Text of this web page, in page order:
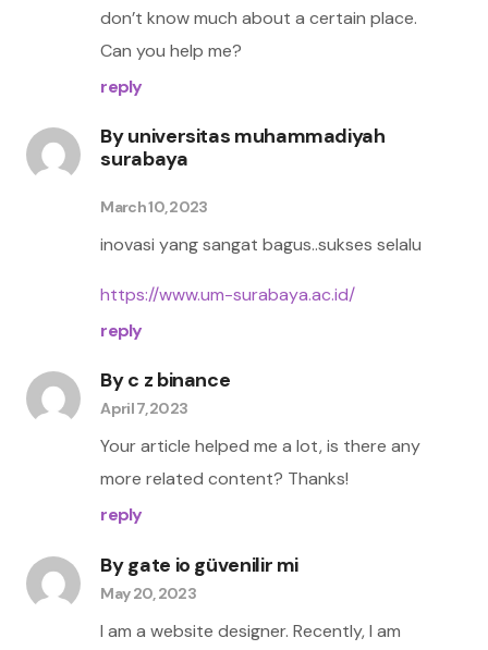
don’t know much about a certain place.
Can you help me?
reply
Byuniversitas muhammadiyah
surabaya
March 10, 2023
inovasi yang sangat bagus..sukses selalu
https://www.um-surabaya.ac.id/
reply
Byc z binance
April 7, 2023
Your article helped me a lot, is there any
more related content? Thanks!
reply
Bygate io güvenilir mi
May 20, 2023
I am a website designer. Recently, I am